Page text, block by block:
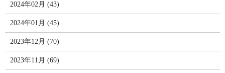
2024年02月 (43)
2024年01月 (45)
2023年12月 (70)
2023年11月 (69)